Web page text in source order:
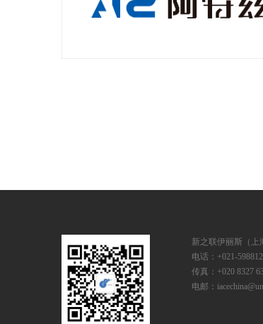
新之联伊丽斯（上
电话：+021-
传真：+020 8327
电邮：